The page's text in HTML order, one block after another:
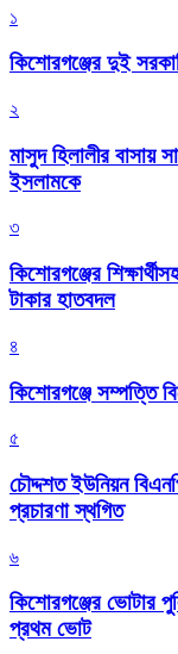
১
কিশোরগঞ্জের দুই
২
মাসুদ হিলালীর বাসায়
ইসলামকে
৩
কিশোরগঞ্জের
টাকার হাতবদল
৪
কিশোরগঞ্জে সম্পত্তি
৫
চৌদ্দশত ইউনিয়ন
প্রচারণা স্থগিত
৬
কিশোরগঞ্জের ভোটার
প্রথম ভোট